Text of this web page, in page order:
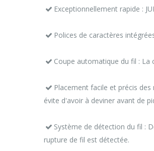
Exceptionnellement rapide :
Polices de caractères
Coupe automatique du fil :
Placement facile et précis
évite d'avoir à deviner avant de
Système de détection du fil :
rupture de fil est détectée.